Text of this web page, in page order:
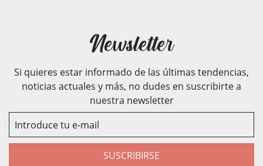
Newsletter
Si quieres estar informado de las últimas tendencias,
noticias actuales y más, no dudes en suscribirte a
nuestra newsletter
SUSCRIBIRSE